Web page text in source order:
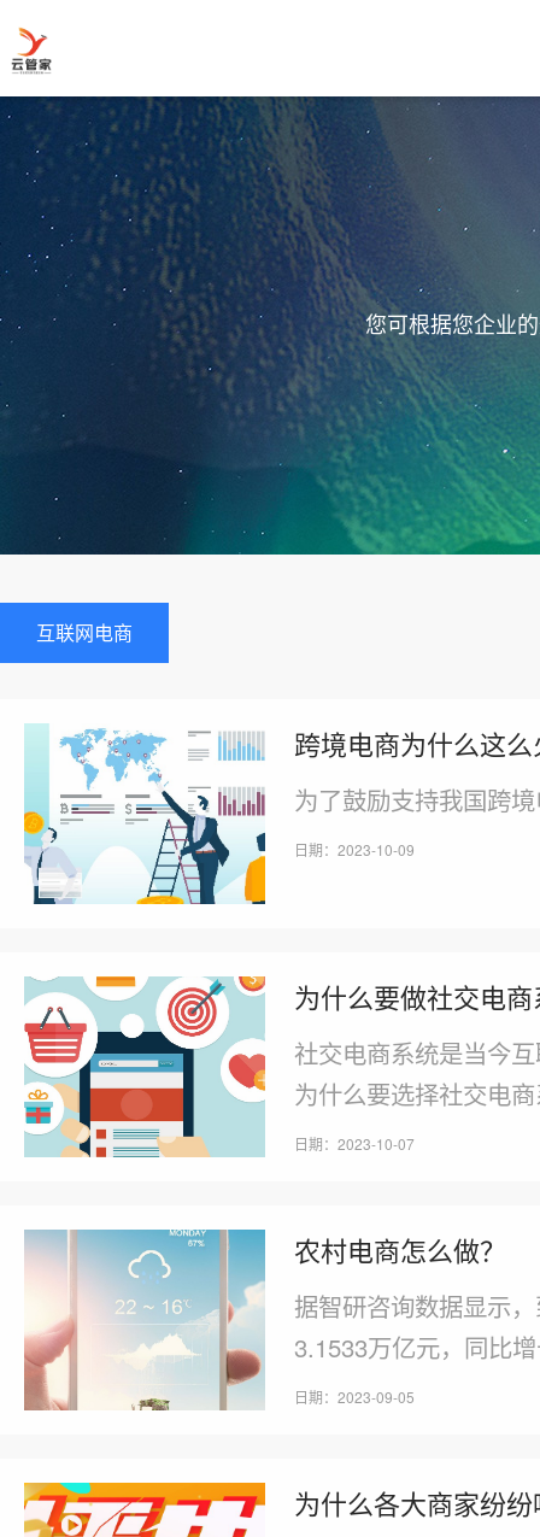
您可根据您企业
互联网电商
跨境电商为什么这
为了鼓励支持我国跨
日期：2023-10-09
为什么要做社交电
社交电商系统是当今
为什么要选择社交电
是作为商家还是用户
日期：2023-10-07
农村电商怎么做？
据智研咨询数据显示
3.1533万亿元，同比
电商。CRMEB的社
决方案。
日期：2023-09-05
为什么各大商家纷